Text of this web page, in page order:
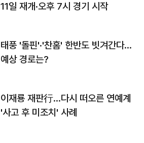
11일 재개·오후 7시 경기 시작
태풍 '돌핀'·'찬홈' 한반도 빗겨간다…
예상 경로는?
이재룡 재판行…다시 떠오른 연예계
'사고 후 미조치' 사례